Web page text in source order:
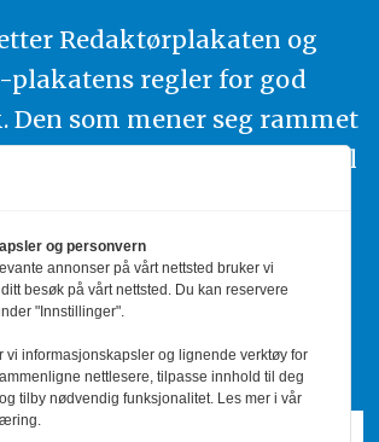
Redaktørplakaten og
plakatens regler for god
Den som mener seg rammet
publisering, oppfordres til
redaksjonen. Du kan
saker til Pressens Faglige
.
og personvern
annonser på vårt nettsted bruker vi
besøk på vårt nettsted. Du kan reservere
"Innstillinger".
vi informasjonskapsler og lignende verktøy for
nettlesere, tilpasse innhold til deg
tilby nødvendig funksjonalitet. Les mer i vår